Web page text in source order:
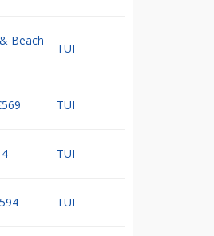
Beach
TUI
TUI
TUI
TUI